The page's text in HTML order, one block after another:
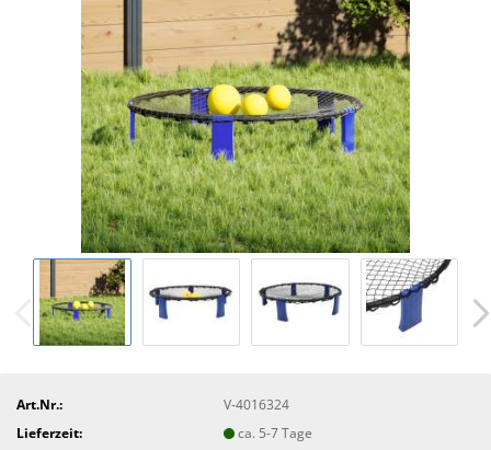
Art.Nr.:
V-4016324
Lieferzeit:
ca. 5-7 Tage